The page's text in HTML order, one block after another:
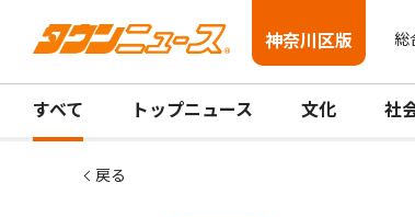
神奈川区版 総
すべて トップニュース 文化 社
戻る